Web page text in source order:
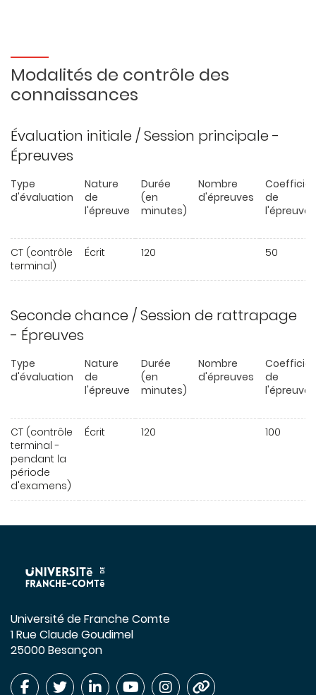
Modalités de contrôle des
connaissances
Évaluation initiale / Session principale -
Épreuves
Type
d'évaluation
Nature
de
l'épreuve
Durée
(en
minutes)
Nombre
d'épreuves
de
l'épreuve
CT (contrôle
terminal)
Écrit 120 50
Seconde chance / Session de rattrapage
- Épreuves
Type
d'évaluation
Nature
de
l'épreuve
Durée
(en
minutes)
Nombre
d'épreuves
de
l'épreuve
CT (contrôle
terminal -
pendant la
période
d'examens)
Écrit 120 100
Université de Franche Comte
1 Rue Claude Goudimel
25000 Besançon